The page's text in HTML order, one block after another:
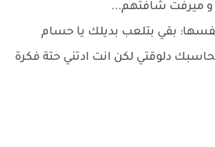
ميرفت شافتهم...
بقي بتلعب بديلك يا حسام
دلوقتي لكن انت ادتني حتة فكرة